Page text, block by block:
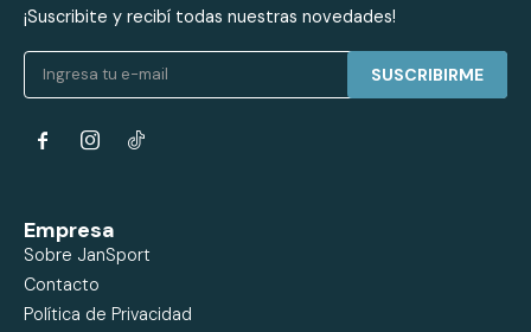
¡Suscribite y recibí todas nuestras novedades!
SUSCRIBIRME
 
Empresa
Sobre JanSport
Contacto
Política de Privacidad